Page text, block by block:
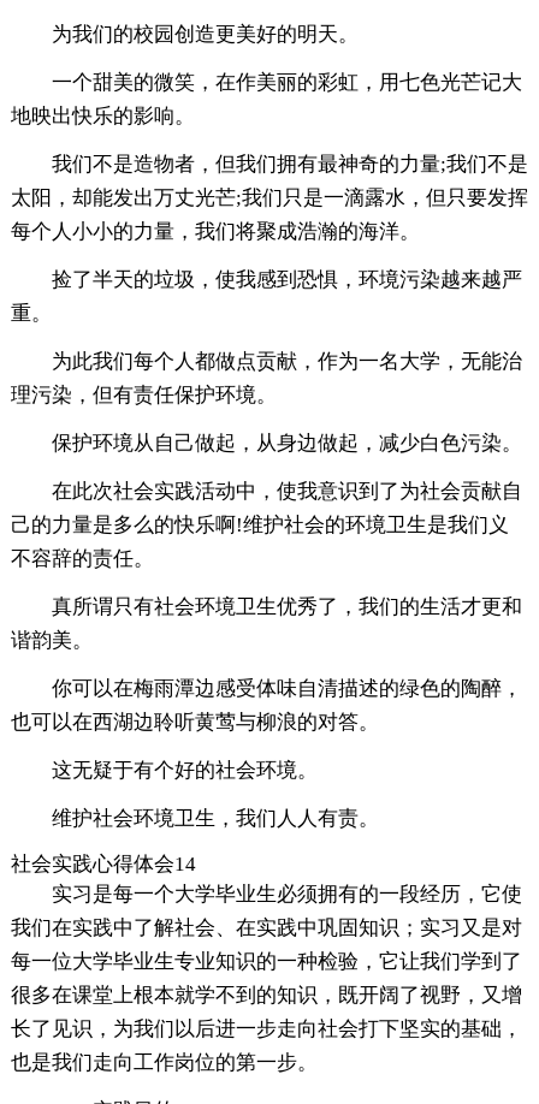
为我们的校园创造更美好的明天。
一个甜美的微笑，在作美丽的彩虹，用七色光芒记大
地映出快乐的影响。
我们不是造物者，但我们拥有最神奇的力量;我们不是
太阳，却能发出万丈光芒;我们只是一滴露水，但只要发挥
每个人小小的力量，我们将聚成浩瀚的海洋。
捡了半天的垃圾，使我感到恐惧，环境污染越来越严
重。
为此我们每个人都做点贡献，作为一名大学，无能治
理污染，但有责任保护环境。
保护环境从自己做起，从身边做起，减少白色污染。
在此次社会实践活动中，使我意识到了为社会贡献自
己的力量是多么的快乐啊!维护社会的环境卫生是我们义
不容辞的责任。
真所谓只有社会环境卫生优秀了，我们的生活才更和
谐韵美。
你可以在梅雨潭边感受体味自清描述的绿色的陶醉，
也可以在西湖边聆听黄莺与柳浪的对答。
这无疑于有个好的社会环境。
维护社会环境卫生，我们人人有责。
社会实践心得体会14
实习是每一个大学毕业生必须拥有的一段经历，它使
我们在实践中了解社会、在实践中巩固知识；实习又是对
每一位大学毕业生专业知识的一种检验，它让我们学到了
很多在课堂上根本就学不到的知识，既开阔了视野，又增
长了见识，为我们以后进一步走向社会打下坚实的基础，
也是我们走向工作岗位的第一步。